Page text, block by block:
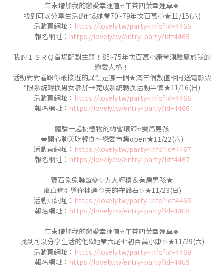
年末增加我的戀愛幸運值⭐️午茶四葉幸運草🍀
找到可以分享生活的他&她♥70~79年次百萬小★11/15(六)
活動頁網址： https://lovely.tw/party-info?id=4465
報名網址： https://lovely.tw/entry-party?id=4465
我的ＩＳＲＱ首場配對主題！85~75年次百萬小康💗測驗屬於我的
戀愛人格！
活動對對看跟你最接近的異性是哪一個★滿三個數值相同送電影票
*限系統轉換男女參加→完成系統轉換活動半價★11/16(日)
活動頁網址： https://lovely.tw/party-info?id=4466
報名網址： https://lovely.tw/entry-party?id=4466
體驗一起挑禮物的約會環節⭐️雙高男孩
❤️開心聊天吃輕食～戀愛市集open★11/22(六)
活動頁網址： https://lovely.tw/party-info?id=4467
報名網址： https://lovely.tw/entry-party?id=4467
寶石兔兔聯誼💎✨九大經穩＆有房男孩★
讓直覺引導你挑選今天的守護石✨★11/23(日)
活動頁網址： https://lovely.tw/party-info?id=4468
報名網址： https://lovely.tw/entry-party?id=4468
年末增加我的戀愛幸運值⭐️午茶四葉幸運草🍀
找到可以分享生活的他&她♥六尾七初百萬小康✨★11/29(六)
活動頁網址： https://lovely.tw/party-info?id=4469
報名網址： https://lovely.tw/entry-party?id=4469